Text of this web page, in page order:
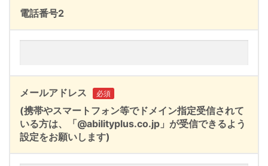
電話番号2
メールアドレス 必須
(携帯やスマートフォン等でドメイン指定受信されて
いる方は、「@abilityplus.co.jp」が受信できるよう
設定をお願いします)